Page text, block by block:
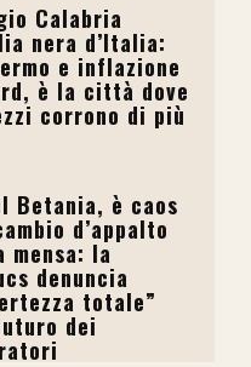
Calabria
nera d’Italia:
e inflazione
è la città dove
corrono di più
Betania, è caos
d’appalto
mensa: la
denuncia
totale”
dei